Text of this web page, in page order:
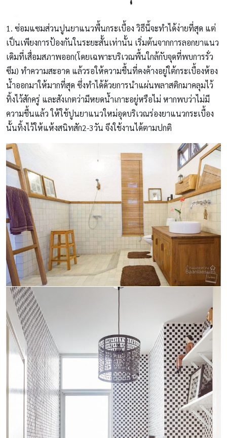
1. ซ่อมแซมส่วนปูนยาแนวพื้นกระเบื้อง วิธีนี้จะทําได้ง่ายที่สุด แต่
เป็นเพียงการป้องกันในระยะสั้นเท่านั้น เริ่มต้นจากการลอกยาแนว
เดิมที่เสื่อมสภาพออก(โดยเฉพาะบริเวณพื้นใกล้กับจุดที่พบการรั่ว
ซึม) ทําความสะอาด แล้วรอให้ความชื้นที่คงค้างอยู่ใต้กระเบื้องห้อง
น้ําออกมาให้มากที่สุด ซึ่งทําได้ด้วยการนําแผ่นพลาสติกมาคลุมไว้
ทิ้งไว้สักครู่ และสังเกตว่ามีหยดน้ําเกาะอยู่หรือไม่ หากพบว่าไม่มี
ความชื้นแล้ว ให้ใช้ปูนยาแนวใหม่อุดบริเวณร่องยาแนวกระเบื้อง
นั้นทิ้งไว้ให้แห้งสนิทสัก2-3วัน จึงใช้งานได้ตามปกติ